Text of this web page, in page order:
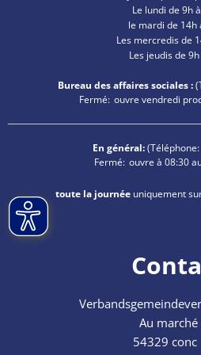
Le lundi de 9h
le mardi de 14h
Les mercredis de
Les jeudis de
Bureau des affaires sociales :
Cliquez pour masquer les
Fermé: ouvre vendredi
En général:(Téléphone:
Cliquez pour masquer
Fermé: ouvre à 08:30
toute la journéeuniquement
Au marché
54329 conc